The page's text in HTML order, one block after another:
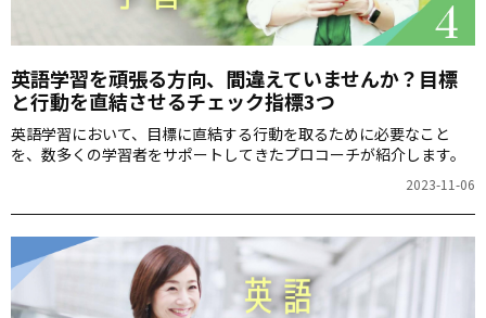
英語学習を頑張る方向、間違えていませんか？目標
と行動を直結させるチェック指標3つ
英語学習において、目標に直結する行動を取るために必要なこと
を、数多くの学習者をサポートしてきたプロコーチが紹介します。
2023-11-06